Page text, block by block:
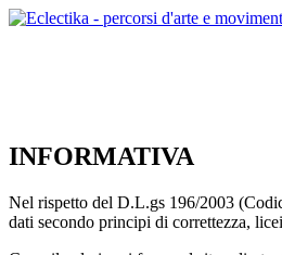
INFORMATIVA
Nel rispetto del D.L.gs 196/2003
dati secondo principi di correttezza,